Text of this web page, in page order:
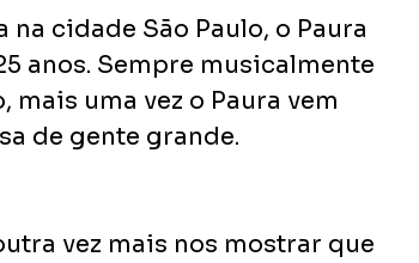
cidade São Paulo, o Paura
anos. Sempre musicalmente
uma vez o Paura vem
de gente grande.
vez mais nos mostrar que